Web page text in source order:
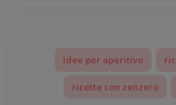
idee per aperitivo
ricette con zenzero